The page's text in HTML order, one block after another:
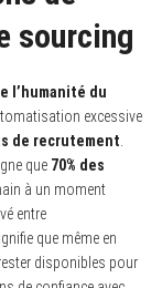
sourcing
l’humanité du
excessive
de recrutement
que 70% des
à un moment
entre
que même en
disponibles pour